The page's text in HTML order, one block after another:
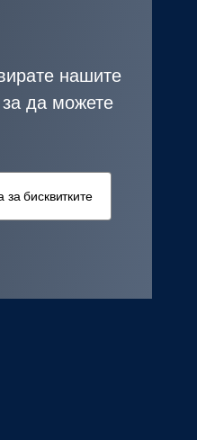
нашите
за да можете
за бисквитките